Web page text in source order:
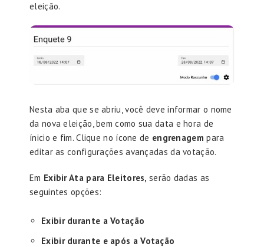
eleição.
Nesta aba que se abriu, você deve informar o nome
da nova eleição, bem como sua data e hora de
ínicio e fim. Clique no ícone de engrenagempara
editar as configurações avançadas da votação.
Em Exibir Ata para Eleitores,serão dadas as
seguintes opções:
Exibir durante a Votação
Exibir durante e após a Votação